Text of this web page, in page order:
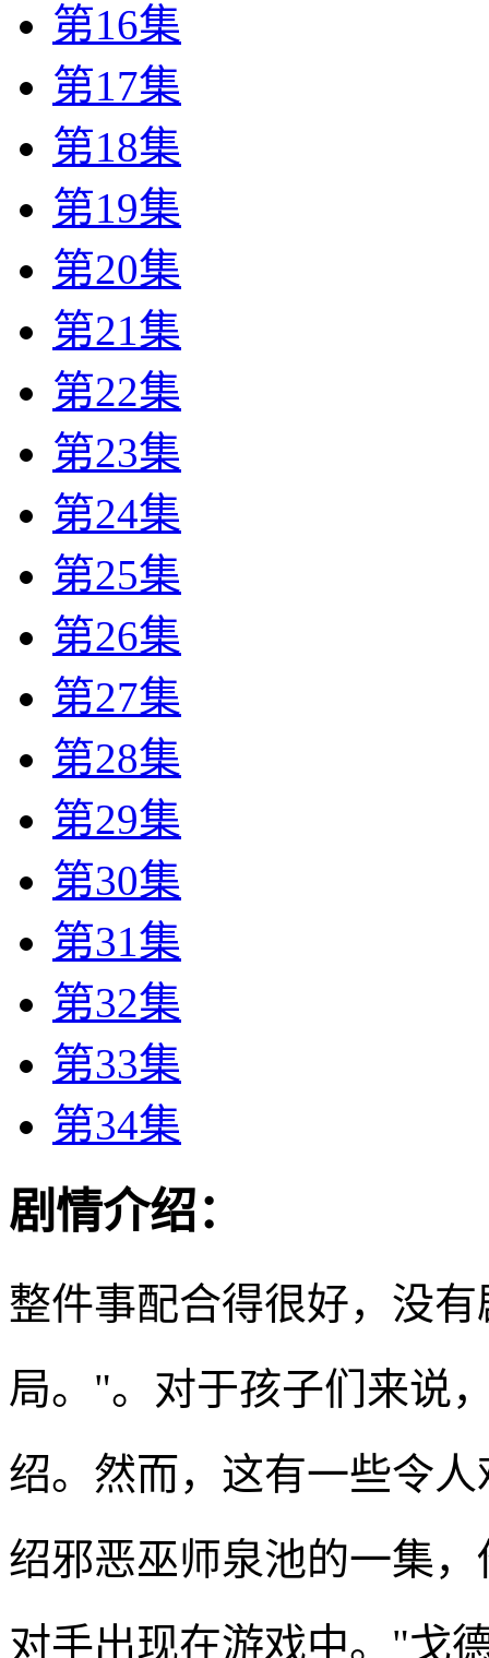
第16集
第17集
第18集
第19集
第20集
第21集
第22集
第23集
第24集
第25集
第26集
第27集
第28集
第29集
第30集
第31集
第32集
第33集
第34集
剧情介绍：
整件事配合得很好，没
局。"。对于孩子们来说
绍。然而，这有一些令
绍邪恶巫师泉池的一集
对手出现在游戏中。"戈